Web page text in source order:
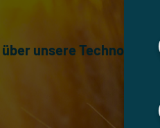
unsere Technologie